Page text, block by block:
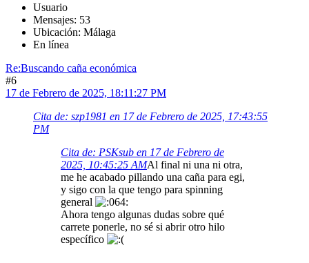
Usuario
Mensajes: 53
Ubicación: Málaga
En línea
Re:Buscando caña económica
#6
17 de Febrero de 2025, 18:11:27 PM
Cita de: szp1981 en 17 de Febrero de 2025, 17:43:55
PM
Cita de: PSKsub en 17 de Febrero de
2025, 10:45:25 AMAl final ni una ni otra,
me he acabado pillando una caña para egi,
y sigo con la que tengo para spinning
general
Ahora tengo algunas dudas sobre qué
carrete ponerle, no sé si abrir otro hilo
específico